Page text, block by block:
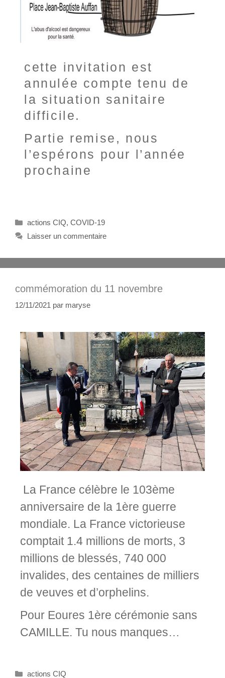
cette invitation est
annulée compte tenu de
la situation sanitaire
difficile.
Partie remise, nous
l’espérons pour l’année
prochaine
actions CIQ, COVID-19
Laisser un commentaire
commémoration du 11 novembre
12/11/2021 par maryse
La France célèbre le 103ème
anniversaire de la 1ère guerre
mondiale. La France victorieuse
comptait 1.4 millions de morts, 3
millions de blessés, 740 000
invalides, des centaines de milliers
de veuves et d’orphelins.
Pour Eoures 1ère cérémonie sans
CAMILLE. Tu nous manques…
actions CIQ